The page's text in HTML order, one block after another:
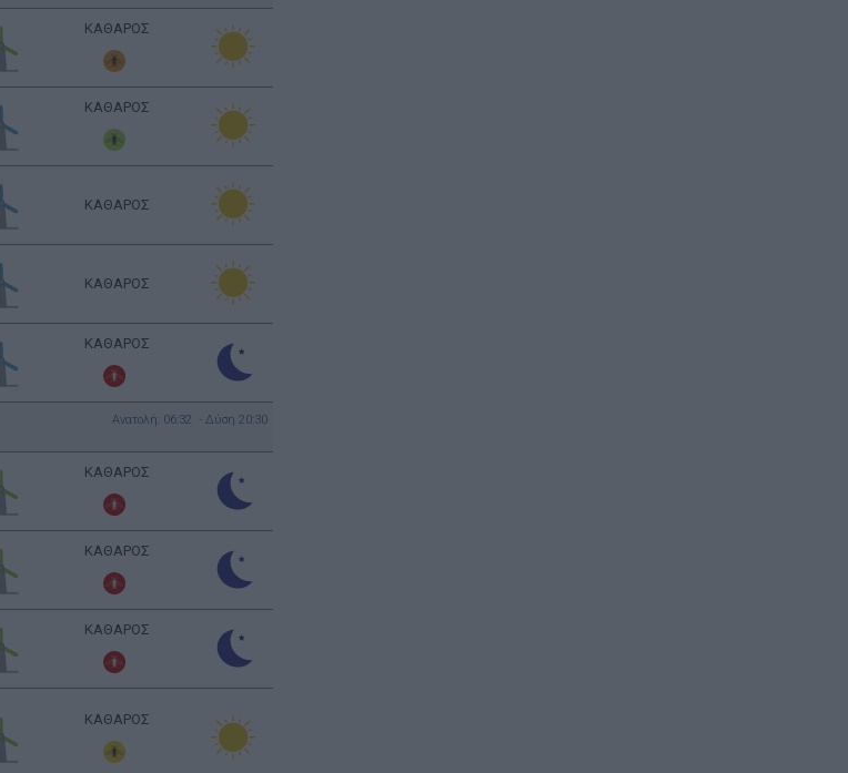
ΚΑΘΑΡΟΣ
ΚΑΘΑΡΟΣ
ΚΑΘΑΡΟΣ
ΚΑΘΑΡΟΣ
ΚΑΘΑΡΟΣ
Ανατολή: 06:32 - Δύση 20:30
ΚΑΘΑΡΟΣ
ΚΑΘΑΡΟΣ
ΚΑΘΑΡΟΣ
ΚΑΘΑΡΟΣ